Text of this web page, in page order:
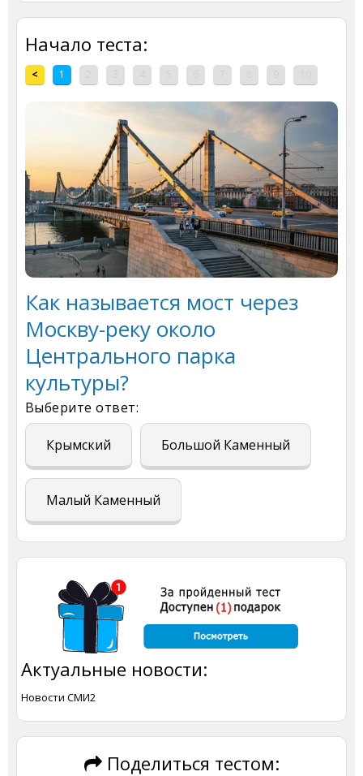
Начало теста:
< 1
Как называется мост через
Москву-реку около
Центрального парка
культуры?
Выберите ответ:
Крымский Большой Каменный
Малый Каменный
Актуальные новости:
Новости СМИ2
Поделиться тестом: